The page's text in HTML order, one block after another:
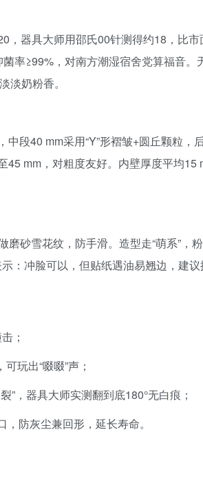
，器具大师用邵氏00针测得约18，比
率≥99%，对南方潮湿宿舍党算福音。
淡奶粉香。
段40 mm采用“Y”形褶皱+圆丘颗粒，
45 mm，对粗度友好。内壁厚度平均15
砂雪花纹，防手滑。造型走“萌系”，
冲脸可以，但贴纸遇油易翘边，建议
；
玩出“啜啜”声；
”，器具大师实测翻到底180°无白痕；
防灰尘兼回形，延长寿命。